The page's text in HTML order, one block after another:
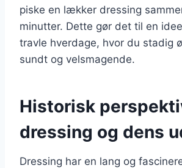
piske en lækker dressing
minutter. Dette gør det til en
travle hverdage, hvor du stadig
sundt og velsmagende.
Historisk
dressing og dens
Dressing har en lang og